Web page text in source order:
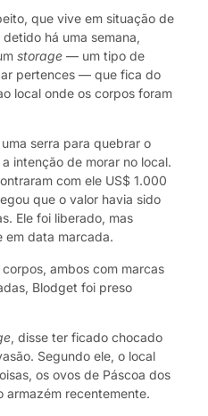
que vive em situação de
há uma semana,
storage — um tipo de
pertences — que fica do
local onde os corpos foram
serra para quebrar o
intenção de morar no local.
com ele US$ 1.000
que o valor havia sido
Ele foi liberado, mas
em data marcada.
ambos com marcas
Blodget foi preso
, disse ter ficado chocado
Segundo ele, o local
os ovos de Páscoa dos
armazém recentemente.